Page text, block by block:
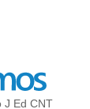
J Ed CNT